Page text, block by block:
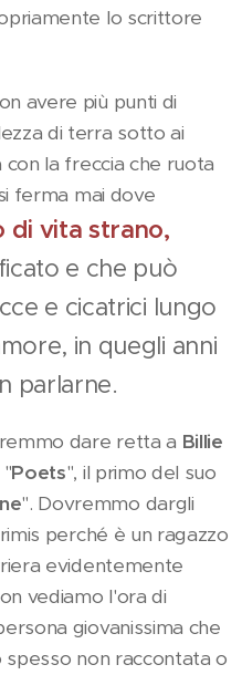
lo scrittore
avere più punti di
di terra sotto ai
con la freccia che ruota
ferma mai dove
di vita strano,
e che può
e cicatrici lungo
in quegli anni
parlarne.
dare retta a Billie
"Poets", il primo del suo
". Dovremmo dargli
perché è un ragazzo
evidentemente
vediamo l'ora di
giovanissima che
non raccontata o